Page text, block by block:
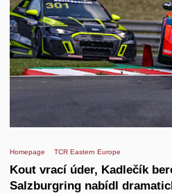
Homepage TCR Eastern Europe
Kout vrací úder, Kadlečík
Salzburgring nabídl